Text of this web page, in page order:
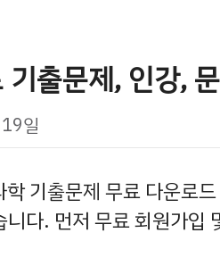
기출문제, 인강,
일
기출문제 무료 다운로
니다. 먼저 무료 회원가입